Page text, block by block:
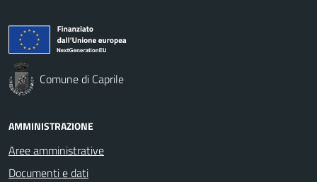
Comune di Caprile
AMMINISTRAZIONE
Aree amministrative
Documenti e dati